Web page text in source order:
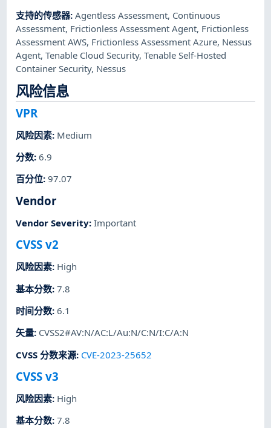
支持的传感器:Agentless Assessment, Continuous
Assessment, Frictionless Assessment Agent, Frictionless
Assessment AWS, Frictionless Assessment Azure, Nessus
Agent,Tenable Cloud Security,Tenable Self-Hosted
Container Security, Nessus
风险信息
VPR
风险因素: Medium
分数:6.9
百分位:97.07
Vendor
Vendor Severity:Important
CVSS v2
风险因素: High
基本分数:7.8
时间分数:6.1
矢量: CVSS2#AV:N/AC:L/Au:N/C:N/I:C/A:N
CVSS 分数来源: CVE-2023-25652
CVSS v3
风险因素: High
基本分数:7.8